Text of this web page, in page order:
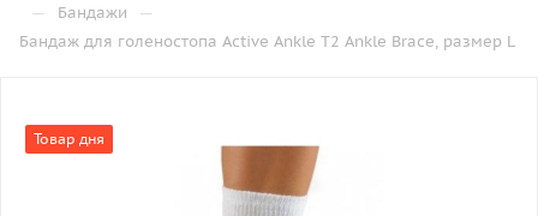
— Бандажи —
Бандаж для голеностопа Active Ankle T2 Ankle Brace, размер L
Товар дня